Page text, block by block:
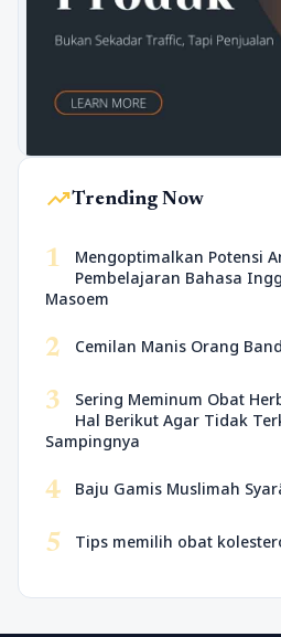
trending_upTrending Now
1
Mengoptimalkan Potensi
Pembelajaran Bahasa
Masoem
2 Cemilan Manis Orang
3
Sering Meminum Obat
Hal Berikut Agar Tidak
Sampingnya
4 Baju Gamis Muslimah
5 Tips memilih obat